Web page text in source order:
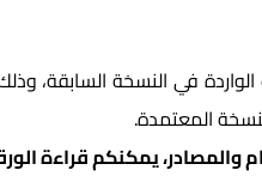
الواردة في النسخة السابقة،
المعتمدة.
والمصادر، يمكنكم قراءة